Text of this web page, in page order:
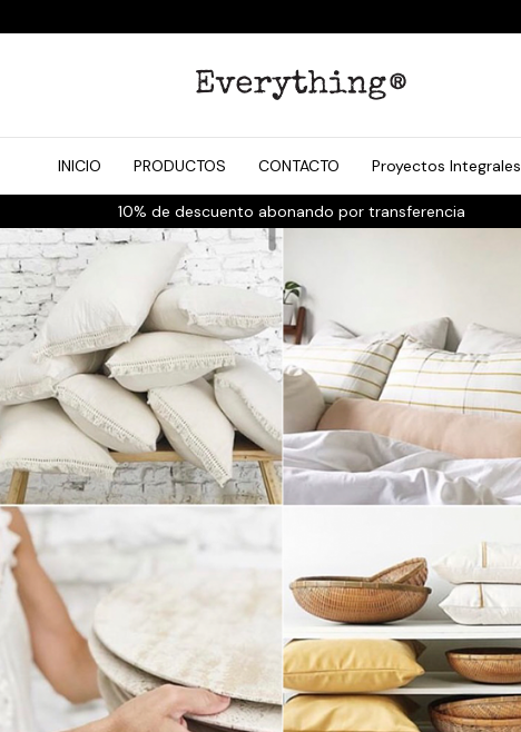
Envíos a todo el país
INICIO PRODUCTOS CONTACTO Proyectos Integrales